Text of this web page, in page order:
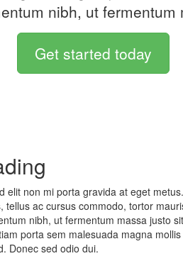
nibh, ut fermentum
Get started today
elit non mi porta gravida at eget
tellus ac cursus commodo, tortor
nibh, ut fermentum massa justo
porta sem malesuada magna mollis
Donec sed odio dui.